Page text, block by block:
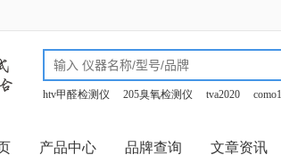
htv甲醛检测仪 205臭氧检测仪 tva2020
产品中心 品牌查询 文章资讯